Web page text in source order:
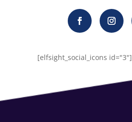
[elfsight_social_icons id="3"]